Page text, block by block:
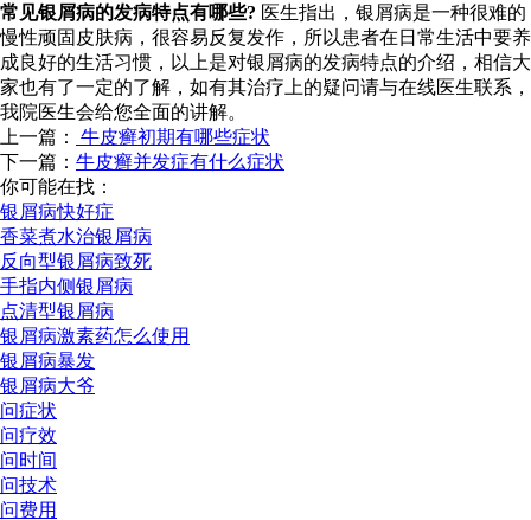
常见银屑病的发病特点有哪些? 医生指出，银屑病是一种很难的
慢性顽固皮肤病，很容易反复发作，所以患者在日常生活中要养
成良好的生活习惯，以上是对银屑病的发病特点的介绍，相信大
家也有了一定的了解，如有其治疗上的疑问请与在线医生联系，
我院医生会给您全面的讲解。
上一篇：
牛皮癣初期有哪些症状
下一篇： 牛皮癣并发症有什么症状
你可能在找：
银屑病快好症
香菜煮水治银屑病
反向型银屑病致死
手指内侧银屑病
点清型银屑病
银屑病激素药怎么使用
银屑病暴发
银屑病大爷
问症状
问疗效
问时间
问技术
问费用